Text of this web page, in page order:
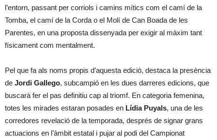
l’entorn, passant per corriols i camins mítics com el camí de la
Tomba, el camí de la Corda o el Molí de Can Boada de les
Parentes, en una proposta dissenyada per exigir al màxim tant
físicament com mentalment.
Pel que fa als noms propis d’aquesta edició, destaca la presència
de Jordi Gallego, subcampió en les dues darreres edicions, que
buscarà fer el pas definitiu cap al triomf. En categoria femenina,
totes les mirades estaran posades en Lídia Puyals, una de les
corredores revelació de la temporada, després de signar grans
actuacions en l’àmbit estatal i pujar al podi del Campionat